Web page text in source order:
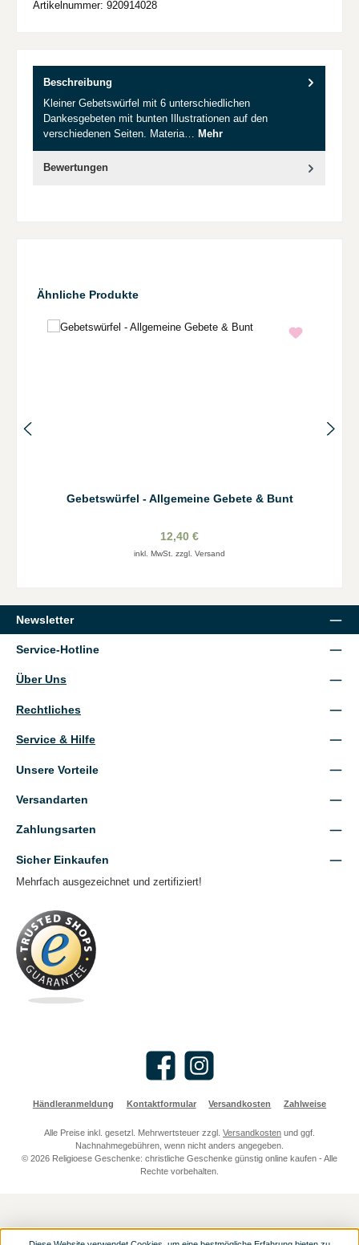
Artikelnummer: 920914028
Beschreibung
Kleiner Gebetswürfel mit 6 unterschiedlichen
Dankesgebeten mit bunten Illustrationen auf den
verschiedenen Seiten. Materia… Mehr
Bewertungen
Produktgalerie überspringen
Ähnliche Produkte
Gebetswürfel - Allgemeine Gebete & Bunt
12,40 €
inkl. MwSt. zzgl. Versand
Newsletter
Service-Hotline
Über Uns
Rechtliches
Service & Hilfe
Unsere Vorteile
Versandarten
Zahlungsarten
Sicher Einkaufen
Mehrfach ausgezeichnet und zertifiziert!
Facebook Instagram
Händleranmeldung Kontaktformular Versandkosten Zahlweise
Alle Preise inkl. gesetzl. Mehrwertsteuer zzgl. Versandkosten und ggf.
Nachnahmegebühren, wenn nicht anders angegeben.
© 2026 Religioese Geschenke: christliche Geschenke günstig online kaufen - Alle
Rechte vorbehalten.